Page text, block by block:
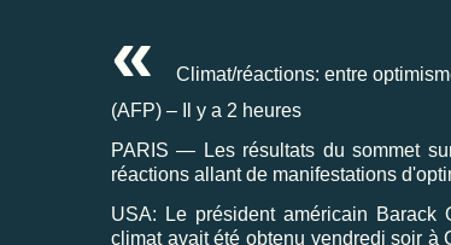
«
Climat/réactions: entre
(AFP) – Il y a 2 heures
PARIS — Les résultats du sommet
réactions allant de manifestations
USA: Le président américain Barack
climat avait été obtenu vendredi soir à